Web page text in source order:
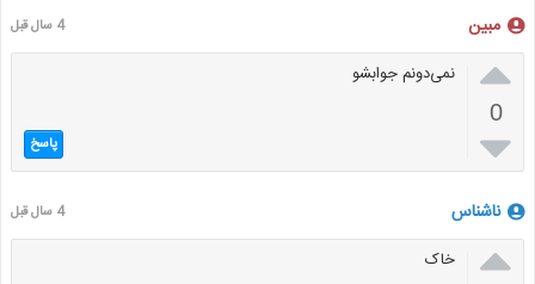
مبین 4 سال قبل

0

نمی‌دونم جوابشو
پاسخ
ناشناس 4 سال قبل
 خاک